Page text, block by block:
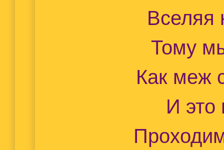
Вселяя
Тому
Как меж
И это